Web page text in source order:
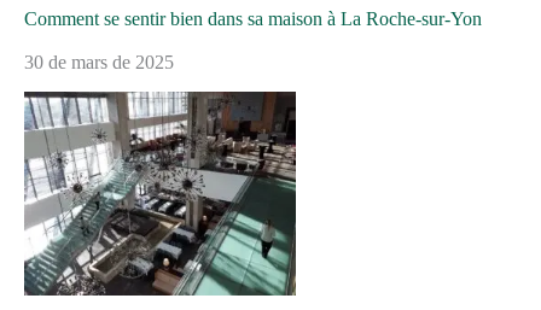
Comment se sentir bien dans sa maison à La Roche-sur-Yon
30 de mars de 2025